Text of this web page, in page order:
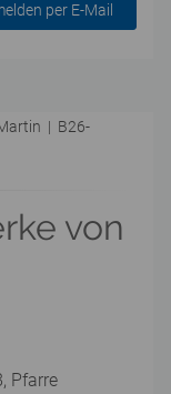
per E-Mail
| B26-
von
Pfarre